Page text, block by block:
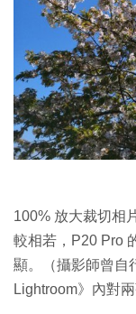
100% 放大裁切相
較相若，P20 Pro
顯。（攝影師曾自
Lightroom》內對